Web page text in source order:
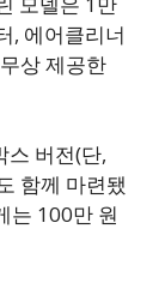
, 에어클리너
상 제공한
스 버전(단,
함께 마련됐
는 100만 원